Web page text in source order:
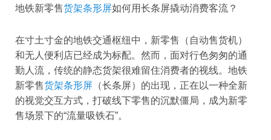
地铁新零售货架条形屏如何用长条屏撬动消费客流？
在寸土寸金的地铁交通枢纽中，新零售（自动售货机）
和无人便利店已经成为标配。然而，面对行色匆匆的通
勤人流，传统的静态货架很难留住消费者的视线。地铁
新零售货架条形屏 （长条屏）的出现，正在以一种全新
的视觉交互方式，打破线下零售的沉默僵局，成为新零
售场景下的“流量吸铁石”。